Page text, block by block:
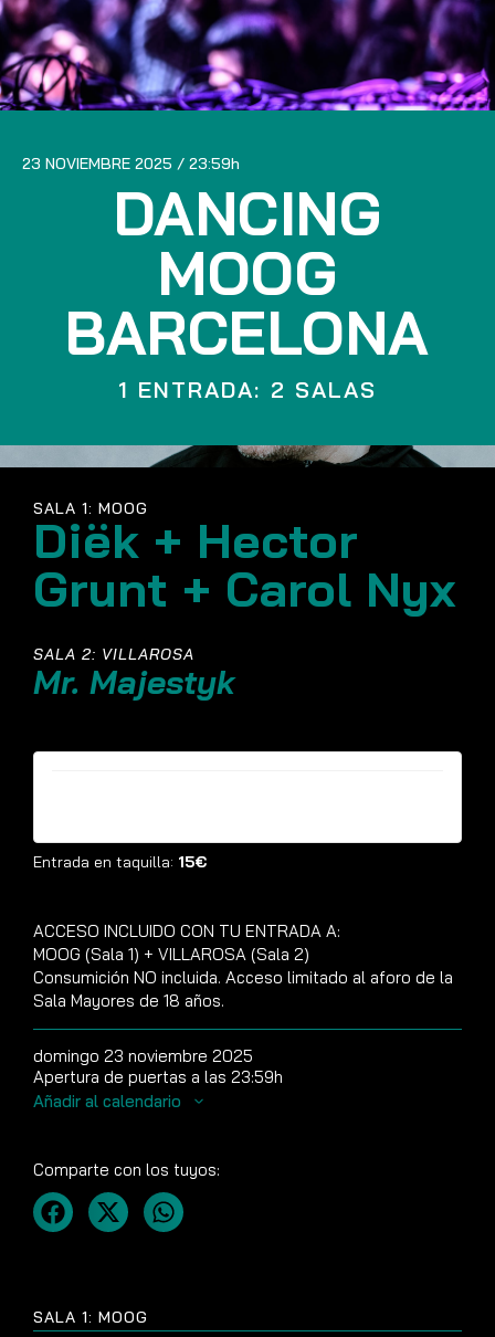
23 NOVIEMBRE 2025 23:59
DANCING
MOOG
BARCELONA
1 ENTRADA: 2 SALAS
SALA 1: MOOG
SALA 1: MOOG
Diëk + Hector
Grunt + Carol Nyx
SALA 2: VILLAROSA
Mr. Majestyk
Entrada en taquilla: 15€
ACCESO INCLUIDO CON TU ENTRADA A:
MOOG (Sala 1) + VILLAROSA (Sala 2)
Consumición NO incluida. Acceso limitado al aforo de la
Sala Mayores de 18 años.
domingo 23 noviembre 2025
Apertura de puertas a las 23:59h
Añadir al calendario
Comparte con los tuyos: